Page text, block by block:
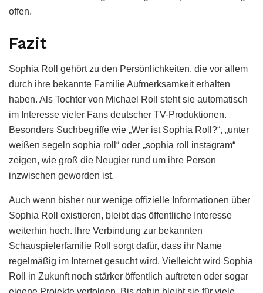
offen.
Fazit
Sophia Roll gehört zu den Persönlichkeiten, die vor allem
durch ihre bekannte Familie Aufmerksamkeit erhalten
haben. Als Tochter von Michael Roll steht sie automatisch
im Interesse vieler Fans deutscher TV-Produktionen.
Besonders Suchbegriffe wie „Wer ist Sophia Roll?“, „unter
weißen segeln sophia roll“ oder „sophia roll instagram“
zeigen, wie groß die Neugier rund um ihre Person
inzwischen geworden ist.
Auch wenn bisher nur wenige offizielle Informationen über
Sophia Roll existieren, bleibt das öffentliche Interesse
weiterhin hoch. Ihre Verbindung zur bekannten
Schauspielerfamilie Roll sorgt dafür, dass ihr Name
regelmäßig im Internet gesucht wird. Vielleicht wird Sophia
Roll in Zukunft noch stärker öffentlich auftreten oder sogar